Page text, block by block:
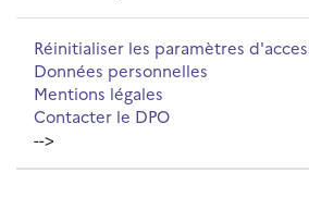
Réinitialiser les paramètres
Données personnelles
Mentions légales
Contacter le DPO
-->